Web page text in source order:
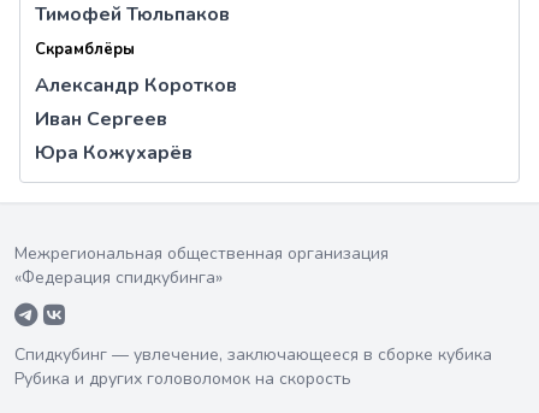
Тимофей Тюльпаков
Скрамблёры
Александр Коротков
Иван Сергеев
Юра Кожухарёв
Межрегиональная общественная организация
«Федерация спидкубинга»
Спидкубинг — увлечение, заключающееся в сборке кубика
Рубика и других головоломок на скорость